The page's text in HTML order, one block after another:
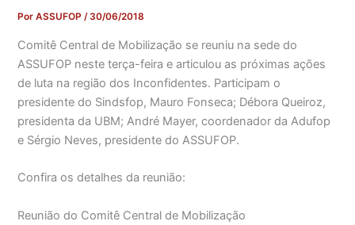
PorASSUFOP/ 30/06/2018
Comitê Central de Mobilização se reuniu na sede do
ASSUFOP neste terça-feira e articulou as próximas ações
de luta na região dos Inconfidentes. Participam o
presidente do Sindsfop, Mauro Fonseca; Débora Queiroz,
presidenta da UBM; André Mayer, coordenador da Adufop
e Sérgio Neves, presidente do ASSUFOP.
Confira os detalhes da reunião:
Reunião do Comitê Central de Mobilização